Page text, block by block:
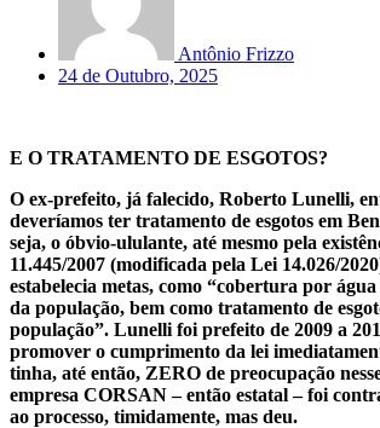
Antônio Frizzo
24 de Outubro, 2025
E O TRATAMENTO DE ESGOTOS?
O ex-prefeito, já falecido, Roberto Lunelli,
deveríamos ter tratamento de esgotos em
seja, o óbvio-ululante, até mesmo pela
11.445/2007 (modificada pela Lei 14.026/
estabelecia metas, como “cobertura por
da população, bem como tratamento de
população”. Lunelli foi prefeito de 2009 a
promover o cumprimento da lei
tinha, até então, ZERO de preocupação
empresa CORSAN – então estatal – foi
ao processo, timidamente, mas deu.